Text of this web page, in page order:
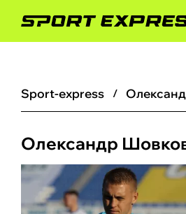
sport-express
Олександр